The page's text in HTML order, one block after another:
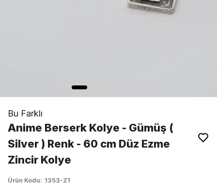
Bu Farklı
Anime Berserk Kolye - Gümüş (
Silver ) Renk - 60 cm Düz Ezme
Zincir Kolye
Ürün Kodu: 1353-Z1